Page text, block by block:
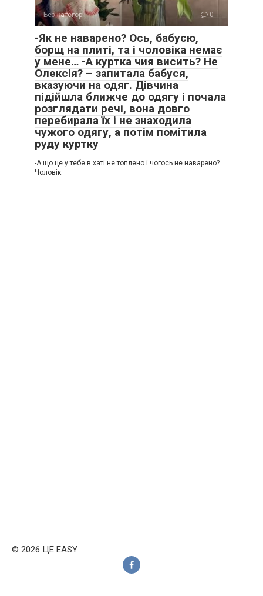
Без категорії 0
-Як не наварено? Ось, бабусю,
борщ на плиті, та і чоловіка немає
у мене… -А куртка чия висить? Не
Олексія? – запитала бабуся,
вказуючи на одяг. Дівчина
підійшла ближче до одягу і почала
розглядати речі, вона довго
перебирала їх і не знаходила
чужого одягу, а потім помітила
руду куртку
-А що це у тебе в хаті не топлено і чогось не наварено?
Чоловік
© 2026 ЦЕ EASY